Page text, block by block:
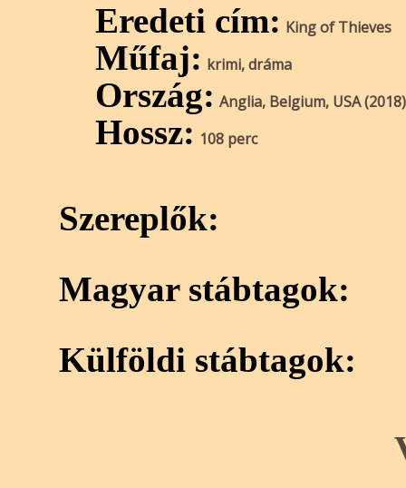
Eredeti cím: King of Thieves
Műfaj: krimi, dráma
Ország: Anglia, Belgium, USA (2018)
Hossz: 108 perc
Szereplők:
Magyar stábtagok:
Külföldi stábtagok: